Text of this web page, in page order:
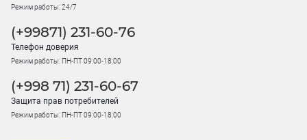
Режим работы: 24/7
(+99871) 231-60-76
Телефон доверия
Режим работы: ПН-ПТ 09:00-18:00
(+998 71) 231-60-67
Защита прав потребителей
Режим работы: ПН-ПТ 09:00-18:00